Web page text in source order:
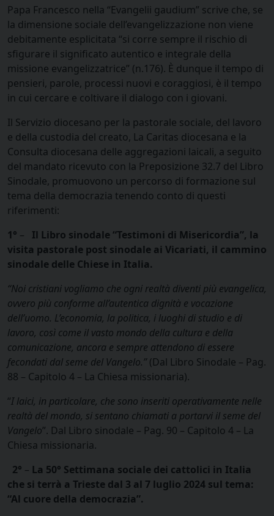
Papa Francesco nella “Evangelii gaudium” scrive che, se
la dimensione sociale dell’evangelizzazione non viene
debitamente esplicitata “si corre sempre il rischio di
sfigurare il significato autentico e integrale della
missione evangelizzatrice” (n.176). È dunque il tempo di
pensieri, parole, processi nuovi e coraggiosi, è il tempo
in cui cercare e coltivare il dialogo con i giovani.
Il Servizio diocesano per la pastorale sociale, del lavoro
e della custodia del creato, La Caritas diocesana e la
Consulta diocesana delle aggregazioni laicali, a seguito
del mandato ricevuto con la Preposizione 32.7 del Libro
Sinodale, promuovono un percorso di formazione sul
tema della democrazia tenendo conto di questi
riferimenti:
1° – Il Libro sinodale “Testimoni di Misericordia”, la
visita pastorale post sinodale ai Vicariati, il cammino
sinodale delle Chiese in Italia.
“Noi cristiani vogliamo che ogni realtà diventi più evangelica,
ovvero più conforme all’autentica dignità e vocazione
dell’uomo. L’economia, la politica, i luoghi di studio e di
lavoro, così come il vasto mondo della cultura e della
comunicazione, ancora e sempre attendono di essere
fecondati dal seme del Vangelo.”(Dal Libro Sinodale – Pag.
88 – Capitolo 4 – La Chiesa missionaria).
“I laici, in particolare, che sono inseriti operativamente nelle
realtà del mondo, si sentano chiamati a portarvi il seme del
Vangelo”. Dal Libro sinodale – Pag. 90 – Capitolo 4 – La
Chiesa missionaria.
2° – La 50° Settimana sociale dei cattolici in Italia
che si terrà a Trieste dal 3 al 7 luglio 2024 sul tema:
“Al cuore della democrazia”.